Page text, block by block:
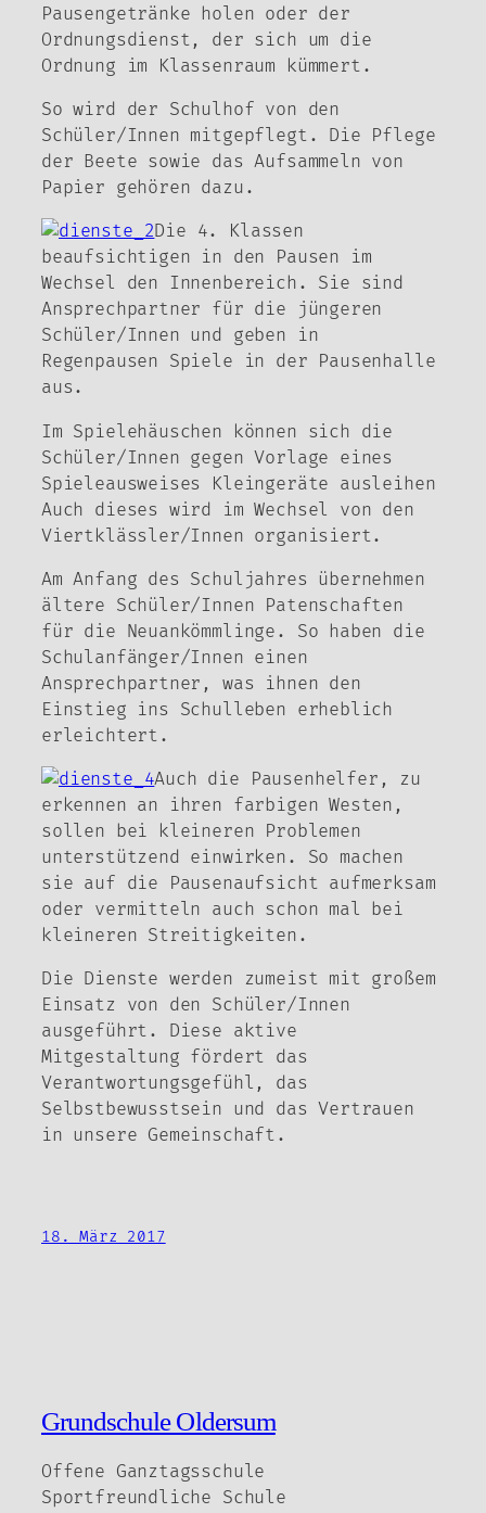
Pausengetränke holen oder der
Ordnungsdienst, der sich um die
Ordnung im Klassenraum kümmert.
So wird der Schulhof von den
Schüler/Innen mitgepflegt. Die Pflege
der Beete sowie das Aufsammeln von
Papier gehören dazu.
Die 4. Klassen
beaufsichtigen in den Pausen im
Wechsel den Innenbereich. Sie sind
Ansprechpartner für die jüngeren
Schüler/Innen und geben in
Regenpausen Spiele in der Pausenhalle
aus.
Im Spielehäuschen können sich die
Schüler/Innen gegen Vorlage eines
Spieleausweises Kleingeräte ausleihen
Auch dieses wird im Wechsel von den
Viertklässler/Innen organisiert.
Am Anfang des Schuljahres übernehmen
ältere Schüler/Innen Patenschaften
für die Neuankömmlinge. So haben die
Schulanfänger/Innen einen
Ansprechpartner, was ihnen den
Einstieg ins Schulleben erheblich
erleichtert.
Auch die Pausenhelfer, zu
erkennen an ihren farbigen Westen,
sollen bei kleineren Problemen
unterstützend einwirken. So machen
sie auf die Pausenaufsicht aufmerksam
oder vermitteln auch schon mal bei
kleineren Streitigkeiten.
Die Dienste werden zumeist mit großem
Einsatz von den Schüler/Innen
ausgeführt. Diese aktive
Mitgestaltung fördert das
Verantwortungsgefühl, das
Selbstbewusstsein und das Vertrauen
in unsere Gemeinschaft.
18. März 2017
Grundschule Oldersum
Offene Ganztagsschule
Sportfreundliche Schule